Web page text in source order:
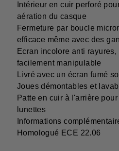
Intérieur en cuir perforé
aération du casque
Fermeture par boucle
efficace même avec des
Ecran incolore anti
facilement manipulable
Livré avec un écran fumé
Joues démontables et
Patte en cuir à l'arrière
lunettes
Informations
Homologué ECE 22.06